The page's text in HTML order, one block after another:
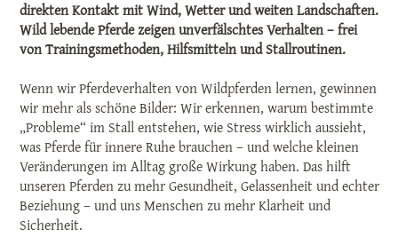
direkten Kontakt mit Wind, Wetter und weiten Landschaften.
Wild lebende Pferde zeigen unverfälschtes Verhalten – frei
von Trainingsmethoden, Hilfsmitteln und Stallroutinen.
Wenn wir Pferdeverhalten von Wildpferden lernen, gewinnen
wir mehr als schöne Bilder: Wir erkennen, warum bestimmte
„Probleme“ im Stall entstehen, wie Stress wirklich aussieht,
was Pferde für innere Ruhe brauchen – und welche kleinen
Veränderungen im Alltag große Wirkung haben. Das hilft
unseren Pferden zu mehr Gesundheit, Gelassenheit und echter
Beziehung – und uns Menschen zu mehr Klarheit und
Sicherheit.